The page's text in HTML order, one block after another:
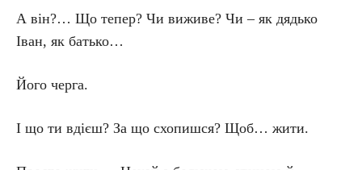
А він?… Що тепер? Чи виживе? Чи – як дядько
Іван, як батько…
Його черга.
І що ти вдієш? За що схопишся? Щоб… жити.